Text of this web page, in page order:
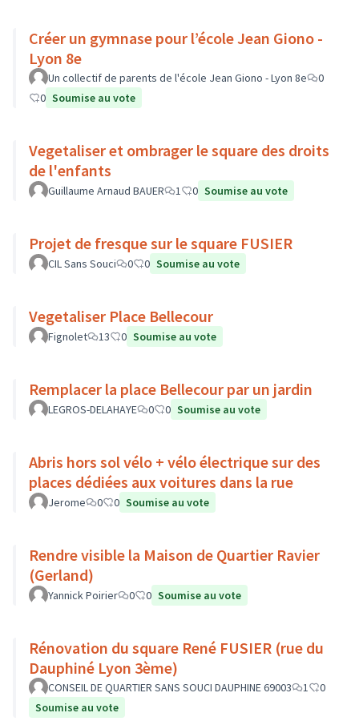
Créer un gymnase pour l’école Jean Giono -
Lyon 8e
Un collectif de parents de l'école Jean Giono - Lyon 8e
0
0 Soumise au vote
Vegetaliser et ombrager le square des droits
de l'enfants
Guillaume Arnaud BAUER 1 0 Soumise au vote
Projet de fresque sur le square FUSIER
CIL Sans Souci 0 0 Soumise au vote
Vegetaliser Place Bellecour
Fignolet 13 0 Soumise au vote
Remplacer la place Bellecour par un jardin
LEGROS-DELAHAYE 0 0 Soumise au vote
Abris hors sol vélo + vélo électrique sur des
places dédiées aux voitures dans la rue
Jerome 0 0 Soumise au vote
Rendre visible la Maison de Quartier Ravier
(Gerland)
Yannick Poirier 0 0 Soumise au vote
Rénovation du square René FUSIER (rue du
Dauphiné Lyon 3ème)
CONSEIL DE QUARTIER SANS SOUCI DAUPHINE 69003 1
0
Soumise au vote